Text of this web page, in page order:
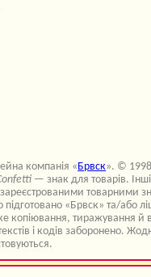
компанія « Брвск». ©
— знак для товарів. Інші
товарними
«Брвск» та/або
копіювання, тиражування й
і кодів заборонено.